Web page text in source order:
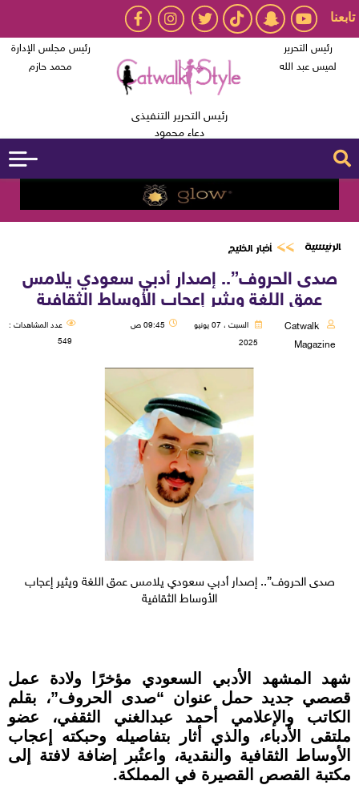
تابعنا
رئيس التحرير
لميس عبد الله
رئيس التحرير التنفيذى
دعاء محمود
رئيس مجلس الإدارة
محمد حازم
الرئيسية أخبار الخليج
صدى الحروف”.. إصدار أدبي سعودي يلامس
عمق اللغة ويثير إعجاب الأوساط الثقافية
Catwalk
Magazine
السبت ، 07 يونيو
2025
09:45 ص
عدد المشاهدات :
549
صدى الحروف”.. إصدار أدبي سعودي يلامس عمق اللغة ويثير إعجاب
الأوساط الثقافية
شهد المشهد الأدبي السعودي مؤخرًا ولادة عمل
قصصي جديد حمل عنوان “صدى الحروف”، بقلم
الكاتب والإعلامي أحمد عبدالغني الثقفي، عضو
ملتقى الأدباء، والذي أثار بتفاصيله وحبكته إعجاب
الأوساط الثقافية والنقدية، واعتُبر إضافة لافتة إلى
مكتبة القصص القصيرة في المملكة.